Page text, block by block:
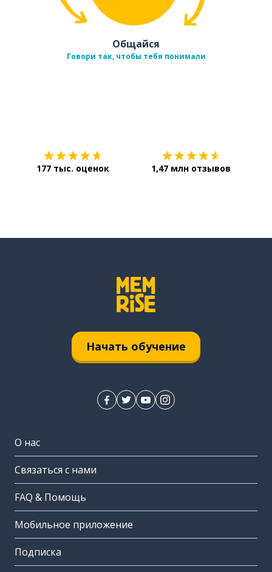
Общайся
Говори так, чтобы тебя понимали
177 тыс. оценок 1,47 млн отзывов
Начать обучение
О нас
Связаться с нами
FAQ & Помощь
Мобильное приложение
Подписка